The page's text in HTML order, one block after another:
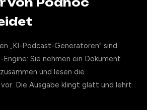
„KI-Podcast-Generatoren" sind
Engine: Sie nehmen ein Dokument
und lesen die
Die Ausgabe klingt glatt und lehrt